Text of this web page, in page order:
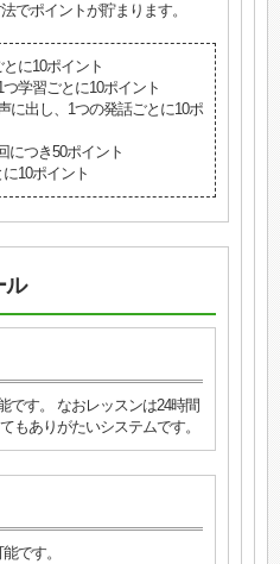
でポイントが貯まります。
に10ポイント
学習ごとに10ポイント
に出し、1つの発話ごとに10ポ
につき50ポイント
10ポイント
ル
です。 なおレッスンは24時間
もありがたいシステムです。
です。